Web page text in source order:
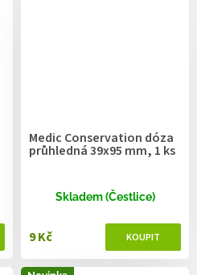
Medic Conservation dóza
průhledná 39x95 mm, 1 ks
Skladem (Čestlice)
9 Kč